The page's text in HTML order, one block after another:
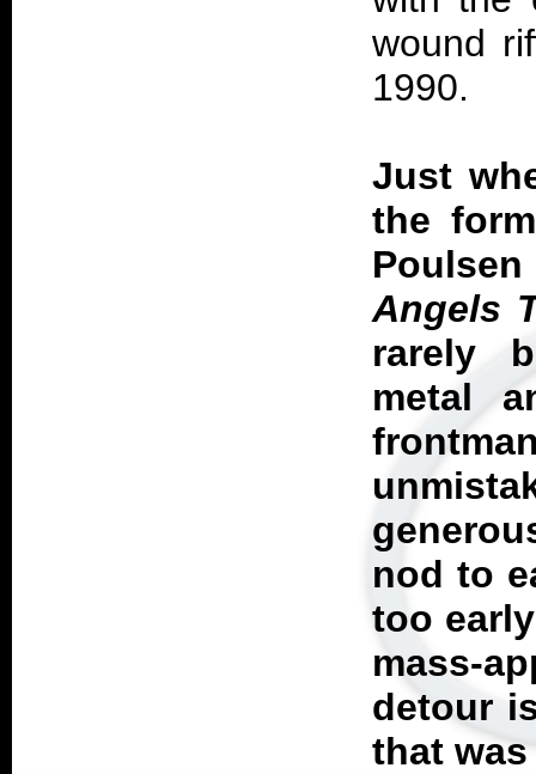
wound
1990.
Just
the
Angels
rarely
metal
nod to
too
mass-
detour
that